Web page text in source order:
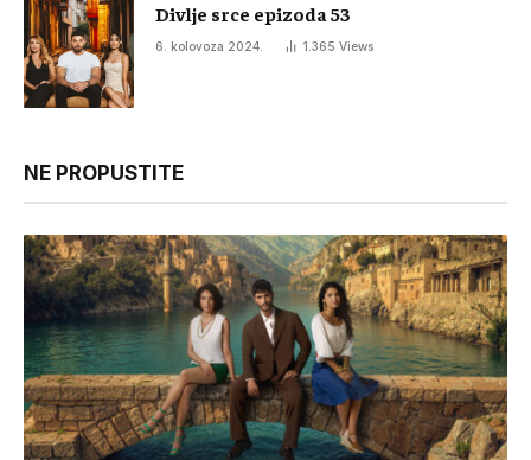
Divlje srce epizoda 53
6. kolovoza 2024. 1.365 Views
NE PROPUSTITE